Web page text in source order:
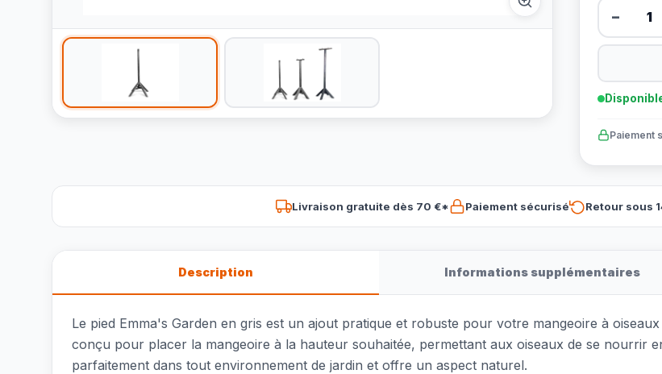
−
Paiement
Livraison gratuite dès 70 €* Paiement sécurisé Retour sous
Description Informations supplémentaires
Le pied Emma's Garden en gris est un ajout pratique et robuste pour votre mangeoire à
conçu pour placer la mangeoire à la hauteur souhaitée, permettant aux oiseaux de se nourrir
parfaitement dans tout environnement de jardin et offre un aspect naturel.